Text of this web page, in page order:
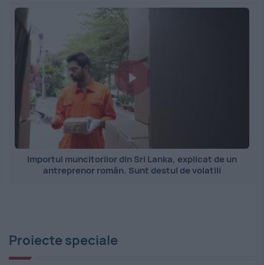
Importul muncitorilor din Sri Lanka, explicat de un
antreprenor român. Sunt destul de volatili
Proiecte speciale